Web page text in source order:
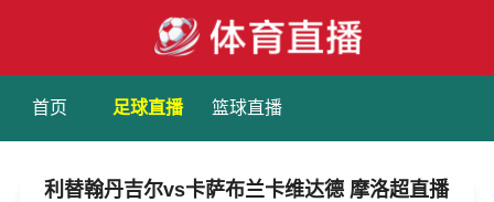
首页 足球直播 篮球直播
利替翰丹吉尔vs卡萨布兰卡维达德 摩洛超直播